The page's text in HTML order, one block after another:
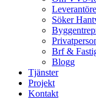
Söker
Brf &
Blogg
Tjänster
Projekt
Kontakt